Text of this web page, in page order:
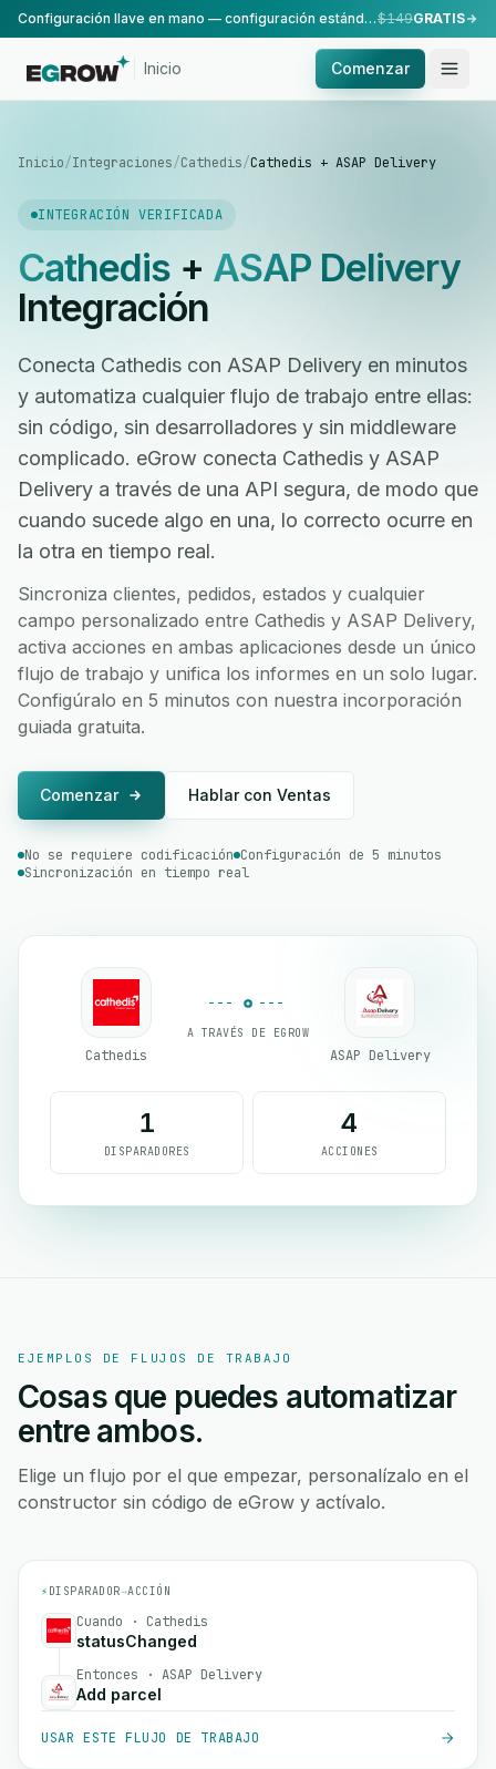
Configuración llave en mano — configuración estándar, realizada por nuestro equipo.$149GRATIS
Inicio Comenzar
Inicio/Integraciones/Cathedis/Cathedis + ASAP Delivery
INTEGRACIÓN VERIFICADA
Cathedis+ ASAP Delivery
Integración
Conecta Cathedis con ASAP Delivery en minutos
y automatiza cualquier flujo de trabajo entre ellas:
sin código, sin desarrolladores y sin middleware
complicado. eGrow conecta Cathedis y ASAP
Delivery a través de una API segura, de modo que
cuando sucede algo en una, lo correcto ocurre en
la otra en tiempo real.
Sincroniza clientes, pedidos, estados y cualquier
campo personalizado entre Cathedis y ASAP Delivery,
activa acciones en ambas aplicaciones desde un único
flujo de trabajo y unifica los informes en un solo lugar.
Configúralo en 5 minutos con nuestra incorporación
guiada gratuita.
Comenzar Hablar con Ventas
No se requiere codificación Configuración de 5 minutos
Sincronización en tiempo real
Cathedis
A TRAVÉS DE EGROW
ASAP Delivery
1
DISPARADORES
4
ACCIONES
EJEMPLOS DE FLUJOS DE TRABAJO
Cosas que puedes automatizar
entre ambos.
Elige un flujo por el que empezar, personalízalo en el
constructor sin código de eGrow y actívalo.
⚡ DISPARADOR→ACCIÓN
Cuando · Cathedis
statusChanged
Entonces · ASAP Delivery
Add parcel
USAR ESTE FLUJO DE TRABAJO